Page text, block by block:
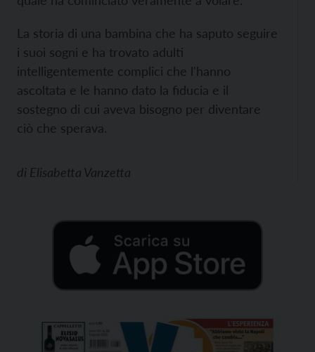
La storia di una bambina che ha saputo seguire
i suoi sogni e ha trovato adulti
intelligentemente complici che l'hanno
ascoltata e le hanno dato la fiducia e il
sostegno di cui aveva bisogno per diventare
ciò che sperava.
di Elisabetta Vanzetta